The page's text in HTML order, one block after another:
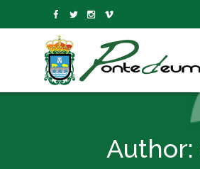
Author: